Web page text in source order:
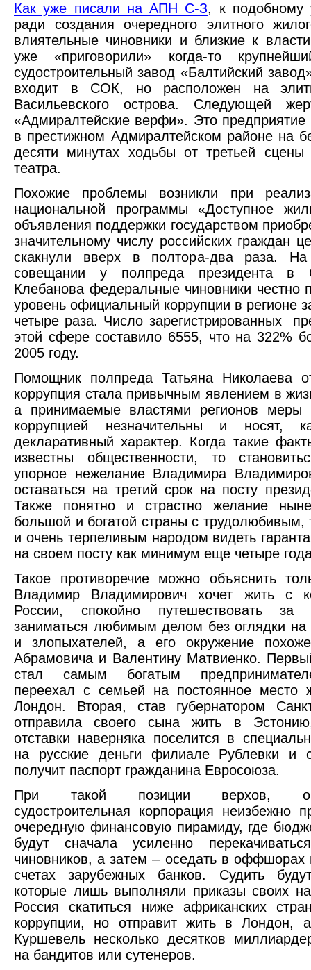
Как уже писали на АПН С-З, к подобному
ради создания очередного элитного
влиятельные чиновники и близкие к
уже «приговорили» когда-то
судостроительный завод «Балтийский
входит в СОК, но расположен на
Васильевского острова. Следующей
«Адмиралтейские верфи». Это предприятие
в престижном Адмиралтейском районе на
десяти минутах ходьбы от третьей сцены
театра.
Похожие проблемы возникли при
национальной программы «Доступное
объявления поддержки государством
значительному числу российских граждан
скакнули вверх в полтора-два раза. На
совещании у полпреда президента
Клебанова федеральные чиновники честно
уровень официальный коррупции в регионе
четыре раза. Число зарегистрированных
этой сфере составило 6555, что на 322%
2005 году.
Помощник полпреда Татьяна Николаева
коррупция стала привычным явлением в
а принимаемые властями регионов меры
коррупцией незначительны и носят,
декларативный характер. Когда такие
известны общественности, то
упорное нежелание Владимира
оставаться на третий срок на посту
Также понятно и страстно желание
большой и богатой страны с трудолюбивым,
и очень терпеливым народом видеть
на своем посту как минимум еще четыре
Такое противоречие можно объяснить
Владимир Владимирович хочет жить с
России, спокойно путешествовать за
заниматься любимым делом без оглядки на
и злопыхателей, а его окружение
Абрамовича и Валентину Матвиенко.
стал самым богатым
переехал с семьей на постоянное место
Лондон. Вторая, став губернатором
отправила своего сына жить в
отставки наверняка поселится в
на русские деньги филиале Рублевки и
получит паспорт гражданина Евросоюза.
При такой позиции верхов,
судостроительная корпорация неизбежно
очередную финансовую пирамиду, где
будут сначала усиленно
чиновников, а затем – оседать в оффшорах
счетах зарубежных банков. Судить
которые лишь выполняли приказы своих
Россия скатиться ниже африканских
коррупции, но отправит жить в Лондон,
Куршевель несколько десятков
на бандитов или сутенеров.